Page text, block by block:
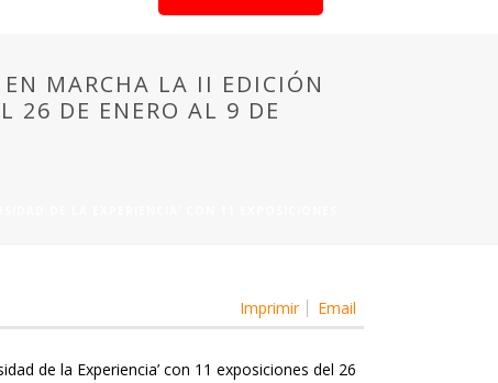
MARCHA LA II EDICIÓN
26 DE ENERO AL 9 DE
Imprimir Email
de la Experiencia’ con 11 exposiciones del 26